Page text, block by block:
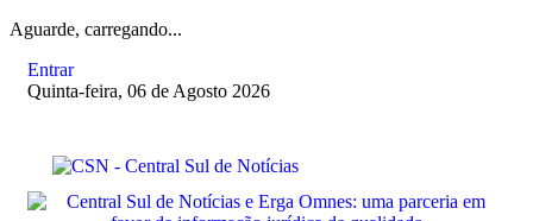
Aguarde, carregando...
Entrar
Quinta-feira, 06 de Agosto 2026